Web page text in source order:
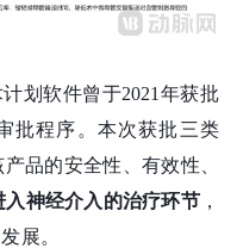
划软件曾于2021年获批
批程序。本次获批三类
品的安全性、有效性、
入神经介入 的治疗环节，
展。